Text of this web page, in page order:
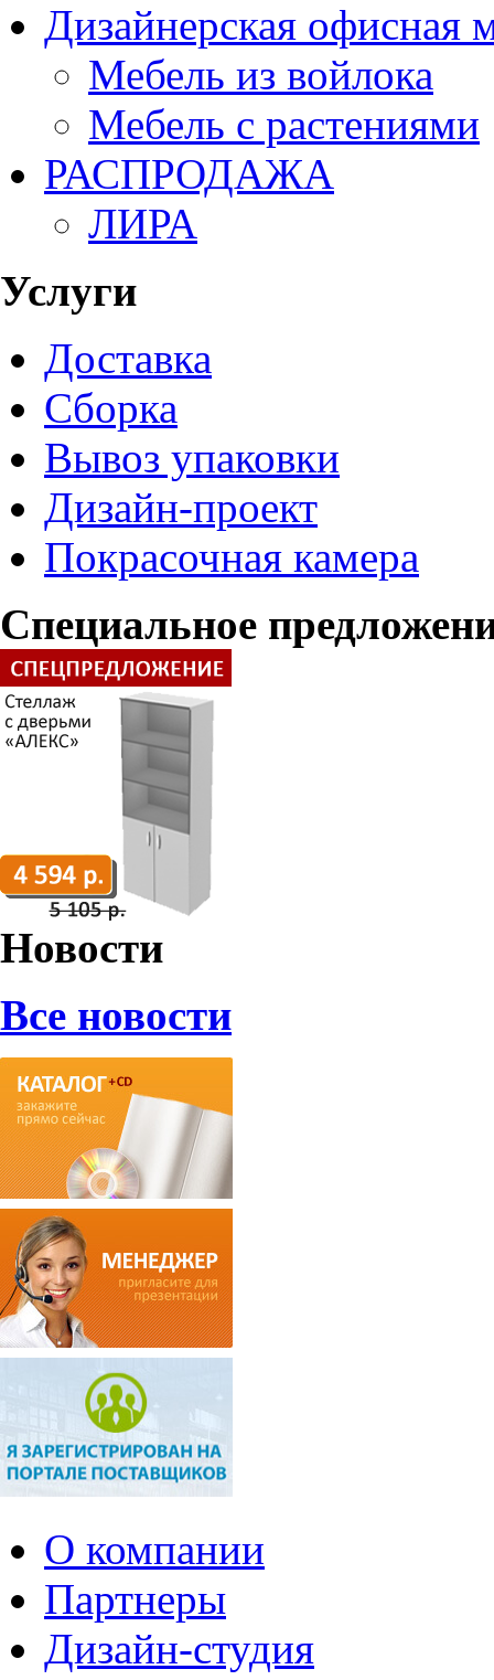
Дизайнерская офисная
Мебель из войлока
Мебель с растениями
РАСПРОДАЖА
ЛИРА
Услуги
Доставка
Сборка
Вывоз упаковки
Дизайн-проект
Покрасочная камера
Специальное
Новости
Все новости
О компании
Партнеры
Дизайн-студия